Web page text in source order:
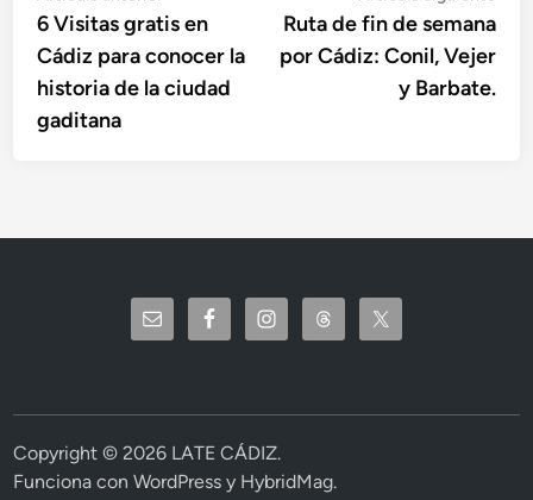
de
entradas
anterior:
6 Visitas gratis en
Cádiz para conocer la
historia de la ciudad
gaditana
Ruta de fin de semana
por Cádiz: Conil, Vejer
y Barbate.
Copyright © 2026 LATE CÁDIZ.
Funciona conWordPress y HybridMag.